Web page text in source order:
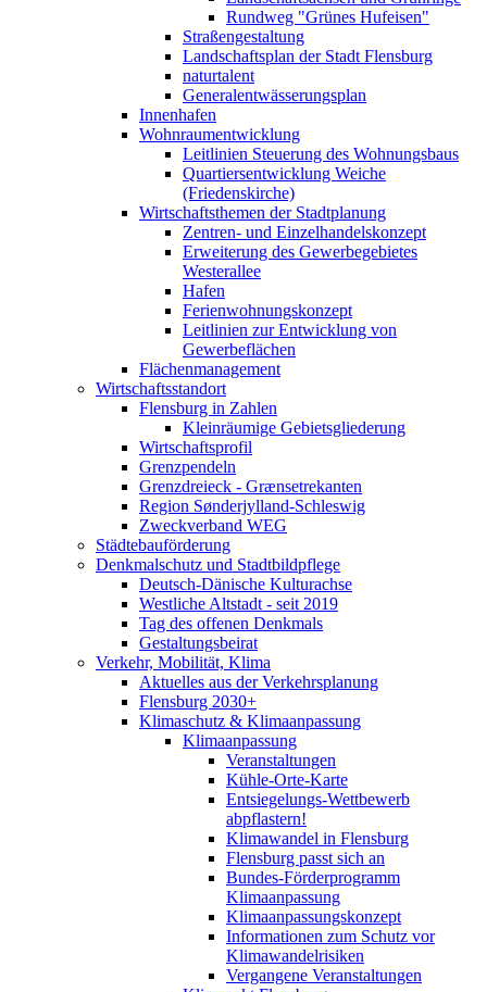
Rundweg "Grünes Hufeisen"
Straßengestaltung
Landschaftsplan der Stadt Flensburg
naturtalent
Generalentwässerungsplan
Innenhafen
Wohnraumentwicklung
Leitlinien Steuerung des Wohnungsbaus
Quartiersentwicklung Weiche
(Friedenskirche)
Wirtschaftsthemen der Stadtplanung
Zentren- und Einzelhandelskonzept
Erweiterung des Gewerbegebietes
Westerallee
Hafen
Ferienwohnungskonzept
Leitlinien zur Entwicklung von
Gewerbeflächen
Flächenmanagement
Wirtschaftsstandort
Flensburg in Zahlen
Kleinräumige Gebietsgliederung
Wirtschaftsprofil
Grenzpendeln
Grenzdreieck - Grænsetrekanten
Region Sønderjylland-Schleswig
Zweckverband WEG
Städtebauförderung
Denkmalschutz und Stadtbildpflege
Deutsch-Dänische Kulturachse
Westliche Altstadt - seit 2019
Tag des offenen Denkmals
Gestaltungsbeirat
Verkehr, Mobilität, Klima
Aktuelles aus der Verkehrsplanung
Flensburg 2030+
Klimaschutz & Klimaanpassung
Klimaanpassung
Veranstaltungen
Kühle-Orte-Karte
Entsiegelungs-Wettbewerb
abpflastern!
Klimawandel in Flensburg
Flensburg passt sich an
Bundes-Förderprogramm
Klimaanpassung
Klimaanpassungskonzept
Informationen zum Schutz vor
Klimawandelrisiken
Vergangene Veranstaltungen